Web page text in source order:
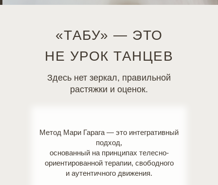
«ТАБУ» — ЭТО
НЕ УРОК ТАНЦЕВ
Здесь нет зеркал, правильной
растяжки и оценок.
Метод Мари Гарага — это интегративный
подход,
основанный на принципах телесно-
ориентированной терапии, свободного
и аутентичного движения.